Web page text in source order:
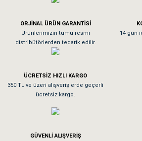
Köpeğim bayıldı hediyeler için teşekkürler
As**** Tu******
Tavşanım kafesinin kalitesine ve paketlemesine
Sa**** On******
ORJİNAL ÜRÜN GARANTİSİ
Ürünlerimizin tümü resmi
distribütörlerden tedarik edilir.
14 gün
ÜCRETSİZ HIZLI KARGO
350 TL ve üzeri alışverişlerde geçerli
ücretsiz kargo.
GÜVENLİ ALIŞVERİŞ